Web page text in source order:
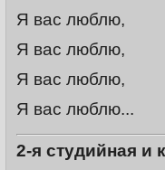
Я вас люблю,
Я вас люблю,
Я вас люблю,
Я вас люблю...
2-я студийная и